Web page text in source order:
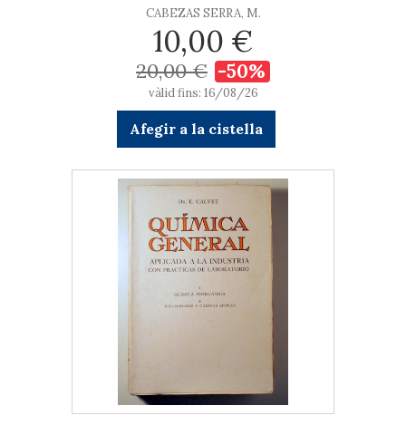
CABEZAS SERRA, M.
10,00 €
20,00 € -50%
vàlid fins: 16/08/26
Afegir a la cistella